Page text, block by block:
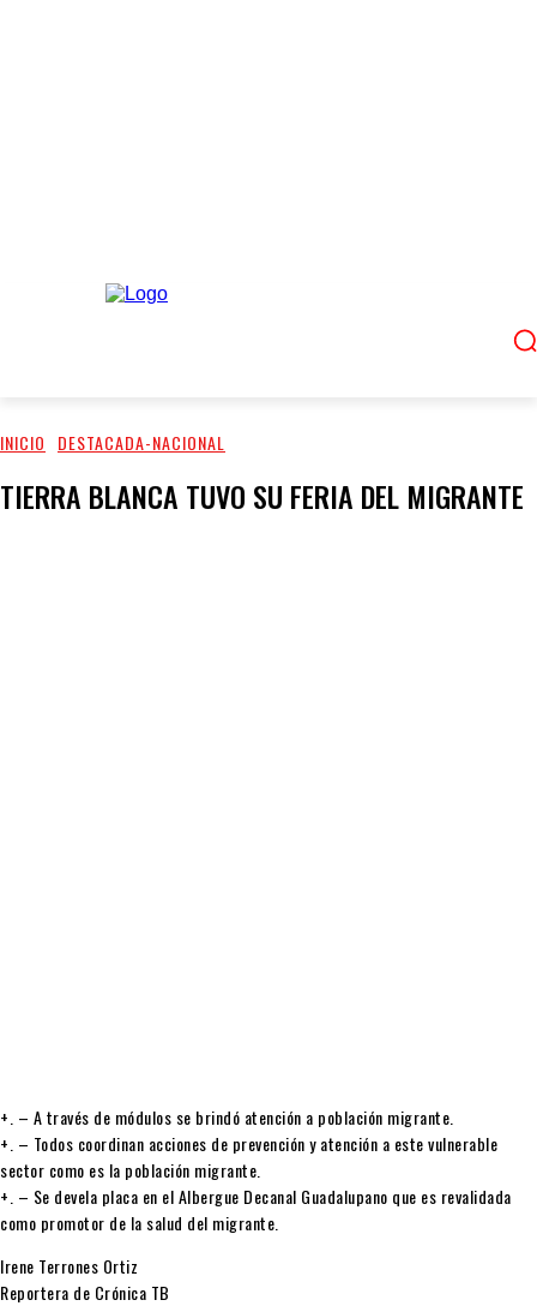
INICIO DESTACADA-NACIONAL
TIERRA BLANCA TUVO SU FERIA DEL MIGRANTE
+. – A través de módulos se brindó atención a población migrante.
+. – Todos coordinan acciones de prevención y atención a este vulnerable
sector como es la población migrante.
+. – Se devela placa en el Albergue Decanal Guadalupano que es revalidada
como promotor de la salud del migrante.
Irene Terrones Ortiz
Reportera de Crónica TB